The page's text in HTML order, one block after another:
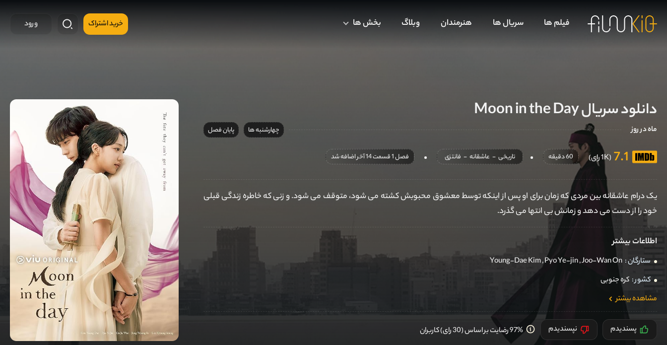
فیلم ها سریال ها هنرمندان وبلاگ بخش ها خرید اشتراک ورود
دانلود سریال Moon in the Day
ماه در روز چهارشنبه ها پایان فصل
7.1 (1K رای) 60 دقیقه تاریخی - عاشقانه - فانتزی فصل 1 قسمت 14 آخر اضافه شد
یک درام عاشقانه بین مردی که زمان برای او پس از اینکه توسط معشوق محبوبش کشته می شود، متوقف می شود. و زنی که خاطره زندگی قبلی
خود را از دست می دهد و زمانش بی انتها می گذرد.
اطلاعات بیشتر
ستارگان : Young-Dae Kim,Pyo Ye-jin,Joo-Wan On
کشور : کره جنوبی
مشاهده بیشتر
پسندیدم نپسندیدم 97% رضایت بر اساس (30 رای) کاربران